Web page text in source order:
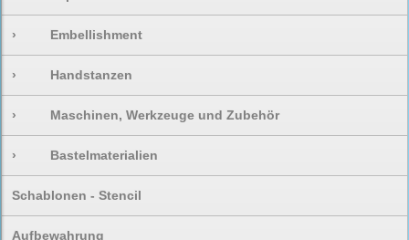
› Embellishment
› Handstanzen
› Maschinen, Werkzeuge und Zubehör
› Bastelmaterialien
Schablonen - Stencil
Aufbewahrung